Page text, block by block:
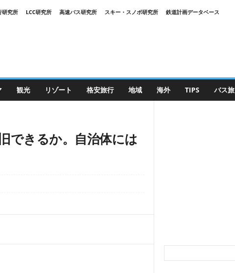
研究所 LCC研究所 高速バス研究所 スキー・スノボ研究所
鉄道計画データベース
観光 リゾート 格安旅行 地域 海外 TIPS バス旅
できるか。自治体には